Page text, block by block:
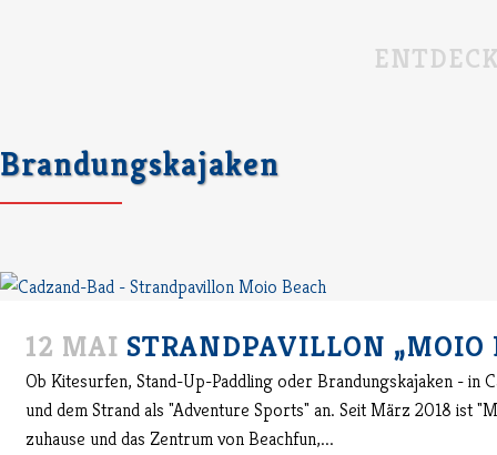
Brandungskajaken
12 MAI STRANDPAVILLON „MOIO
Ob Kitesurfen, Stand-Up-Paddling oder Brandungskajaken - in
und dem Strand als "Adventure Sports" an. Seit März 2018 ist
zuhause und das Zentrum von Beachfun,...